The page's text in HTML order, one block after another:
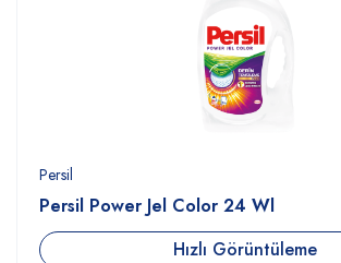
Persil
Persil Power Jel Color 24 Wl
Hızlı Görüntüleme